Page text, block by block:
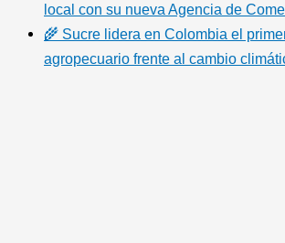
local con su nueva Agencia de
🌾 Sucre lidera en Colombia el
agropecuario frente al cambio